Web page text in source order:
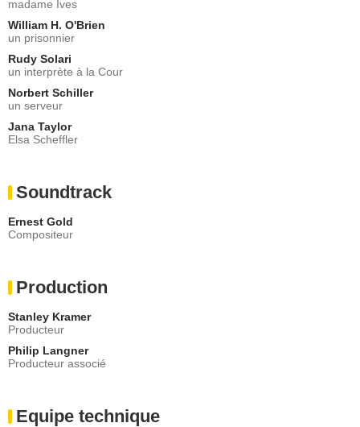
madame Ives
William H. O'Brien
un prisonnier
Rudy Solari
un interprète à la Cour
Norbert Schiller
un serveur
Jana Taylor
Elsa Scheffler
Soundtrack
Ernest Gold
Compositeur
Production
Stanley Kramer
Producteur
Philip Langner
Producteur associé
Equipe technique